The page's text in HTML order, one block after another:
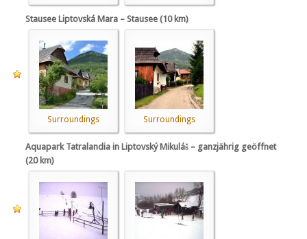
Stausee Liptovská Mara – Stausee (10 km)
Surroundings Surroundings
Aquapark Tatralandia in Liptovský Mikuláš – ganzjährig geöffnet
(20 km)